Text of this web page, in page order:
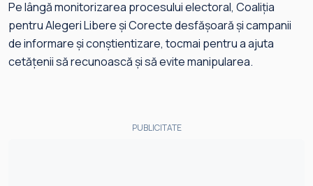
Pe lângă monitorizarea procesului electoral, Coaliția
pentru Alegeri Libere și Corecte desfășoară și campanii
de informare și conștientizare, tocmai pentru a ajuta
cetățenii să recunoască și să evite manipularea.
PUBLICITATE